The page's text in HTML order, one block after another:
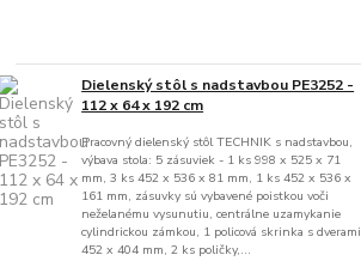
Dielenský stôl s nadstavbou PE3252 -
112 x 64 x 192 cm
Pracovný dielenský stôl TECHNIK s nadstavbou,
výbava stola: 5 zásuviek - 1 ks 998 x 525 x 71
mm, 3 ks 452 x 536 x 81 mm, 1 ks 452 x 536 x
161 mm, zásuvky sú vybavené poistkou voči
neželanému vysunutiu, centrálne uzamykanie
cylindrickou zámkou, 1 policová skrinka s dverami
452 x 404 mm, 2 ks poličky,...